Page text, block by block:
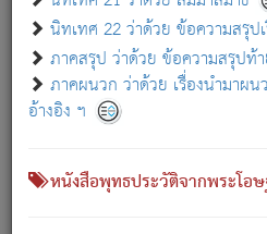
นิทเทศ 22 ว่าด้วย ข้อความสรุป
ภาคสรุป ว่าด้วย ข้อความสรุปท้
ภาคผนวก ว่าด้วย เรื่องนำมาผ
อ้างอิง ฯ
หนังสือพุทธประวัติจากพระโอ